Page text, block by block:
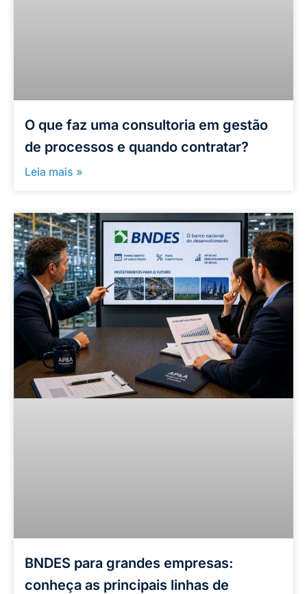
O que faz uma consultoria em gestão
de processos e quando contratar?
Leia mais »
BNDES para grandes empresas:
conheça as principais linhas de